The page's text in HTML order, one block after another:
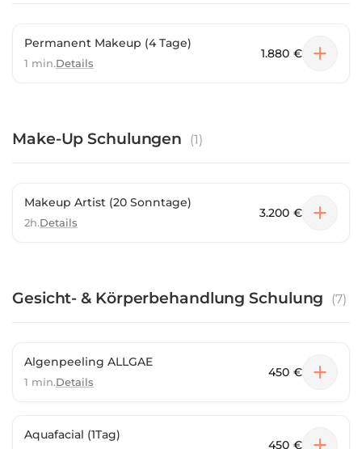
Permanent Makeup (4 Tage)
1 min.Details
1.880 €
Make-Up Schulungen (1)
Makeup Artist (20 Sonntage)
2h.Details
3.200 €
Gesicht- & Körperbehandlung Schulung (7)
Algenpeeling ALLGAE
1 min.Details
450 €
Aquafacial (1Tag)
450 €